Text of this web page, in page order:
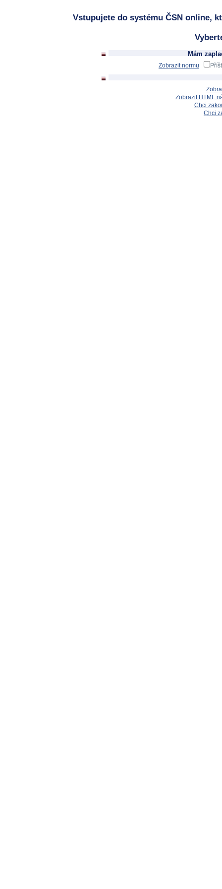
Vstupujete do systému ČSN online,
Mám
Zobrazit normu
Zobrazit HTML
Chci
Chci